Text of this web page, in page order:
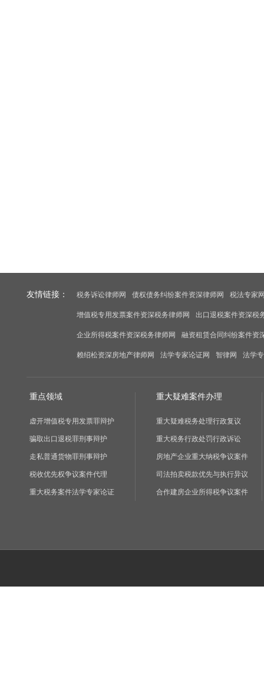
友情链接： 税务诉讼律师网 债权债务纠纷案件资深律师网 税法专家
增值税专用发票案件资深税务律师网 出口退税案件资深税
企业所得税案件资深税务律师网 融资租赁合同纠纷案件资
赖绍松资深房地产律师网 法学专家论证网 智律网 法学
重点领域
虚开增值税专用发票罪辩护
骗取出口退税罪刑事辩护
走私普通货物罪刑事辩护
税收优先权争议案件代理
重大税务案件法学专家论证
重大疑难案件办理
重大疑难税务处理行政复议
重大税务行政处罚行政诉讼
房地产企业重大纳税争议案件
司法拍卖税款优先与执行异议
合作建房企业所得税争议案件